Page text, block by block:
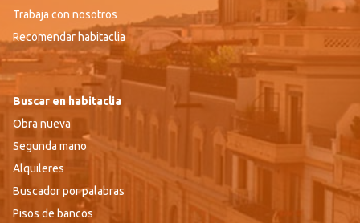
Trabaja con nosotros
Recomendar habitaclia
Buscar en habitaclia
Obra nueva
Segunda mano
Alquileres
Buscador por palabras
Pisos de bancos